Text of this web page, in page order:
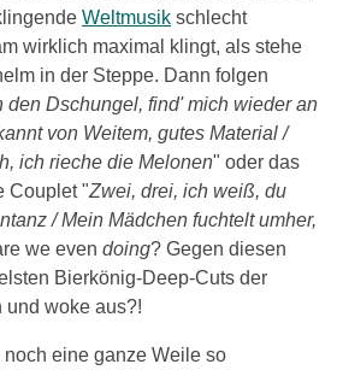
Weltmusik schlecht
wirklich maximal klingt, als stehe
in der Steppe. Dann folgen
den Dschungel, find' mich wiеder an
von Wеitem, gutes Material /
ich rieche die Melonen" oder das
Couplet "Zwei, drei, ich weiß, du
/ Mein Mädchen fuchtelt umher,
we even doing? Gegen diesen
Bierkönig-Deep-Cuts der
und woke aus?!
eine ganze Weile so